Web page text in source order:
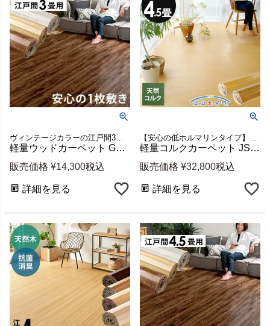
ヴィンテージカラーの江戸間3畳ウッドカーペット 新生活
軽量ウッドカーペット GA-60ヴィンテージ 江戸間3畳用 約175×260cm 1梱包 [ga-60-e30-vintage]
販売価格 ¥14,300税込
詳細を見る
【安心の低ホルマリンタイプ】団地間4.5畳用コルクカーペット
軽量コルクカーペット JS-500 消臭シリーズ 団地間4.5畳用 約243×245cm 1梱包 [cu-50-d45]
販売価格 ¥32,800税込
詳細を見る